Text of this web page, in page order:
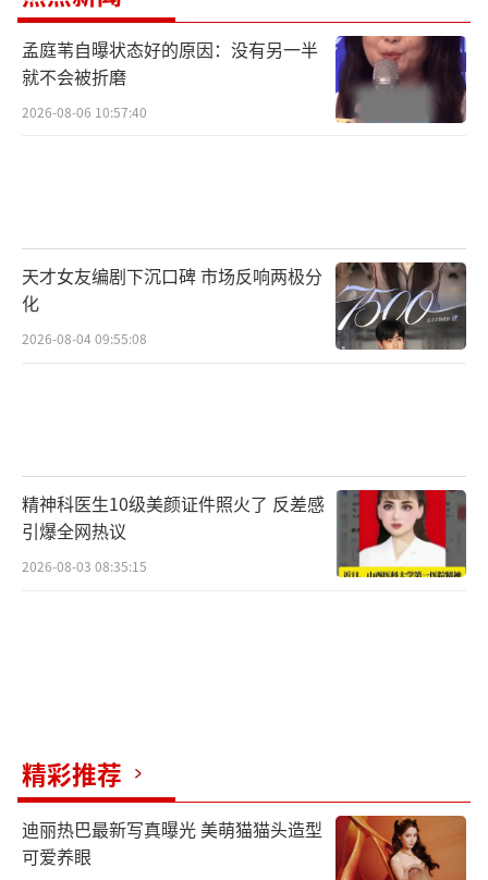
孟庭苇自曝状态好的原因：没有另一半
就不会被折磨
2026-08-06 10:57:40
天才女友编剧下沉口碑 市场反响两极分
化
2026-08-04 09:55:08
精神科医生10级美颜证件照火了 反差感
引爆全网热议
2026-08-03 08:35:15
精彩推荐
迪丽热巴最新写真曝光 美萌猫猫头造型
可爱养眼